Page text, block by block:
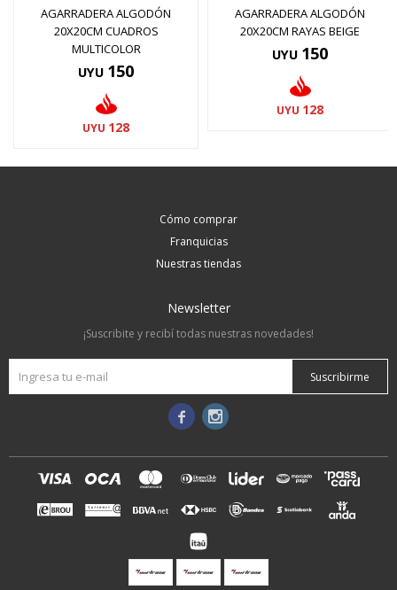
AGARRADERA ALGODÓN
20X20CM CUADROS
MULTICOLOR
UYU 150
UYU 128
AGARRADERA ALGODÓN
20X20CM RAYAS BEIGE
UYU 150
UYU 128
Cómo comprar
Franquicias
Nuestras tiendas
Newsletter
¡Suscribite y recibí todas nuestras novedades!
Suscribirme
 